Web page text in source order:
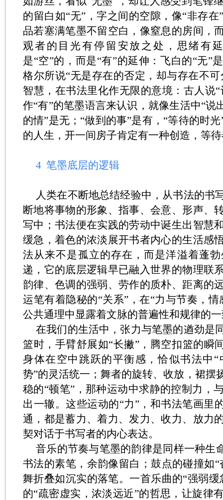
的留白如“无”，字之间的空隙，像“非存
品若塞满笔墨不留空白，像窒息的房间，
观者的目光有停留安放之处，思绪有
是“空”的，而是“有”的延伸：飞白的“无”
格尔所说“无是存在的否定，却与存在不
智慧，在书法里化作无限的意境：古人说
作“有”的笔墨语言来认识，就像生活中“说
的情”是无；“做到的事”是有，“等待的时
的人生，开一间房子肯定有一种创造，等
4 笔墨底层的逻辑
人类在不断地总结经验中，从书法的书
断地将事物的形象、指事、会意、形声、
写中；书法便在实践的劳动中诞生出智慧
缓急，着色的浓淡展开书者内心的生活感
法从来不是孤立的存在，而是洋溢着蓬
递，它的底层逻辑早已融入世界的物理联
韵律、色调的强弱、劳作的质朴、距离的
运笔有着隐秘的“关系”，在“力与节奏，
公共通理中显露着文脉的普遍性和规律的
在我们的生活中，张力与笔墨的遒劲是
篮时，手臂舒展如“长撇”，腾空扣篮的瞬
身体在空中跳跃的平衡感，恰似书法中“
势”的灵活统一；舞者的旋转、收放，裙摆
稳的“顿笔”，那种运动中求静的控制力，
出一辙。这些运动的“力”，和书法笔画里
通，都是蓄力、着力、发力、收力、放力
契对话于书写者的内心表达。
音乐的节奏与笔墨的韵律是同样一种生
书法的素笔，余韵像留白；鼓点的碰撞如
舞折叠如沉实的落笔。一首乐曲的“强弱
的“疏密虚实，浓淡远近”的哲思，让旋律